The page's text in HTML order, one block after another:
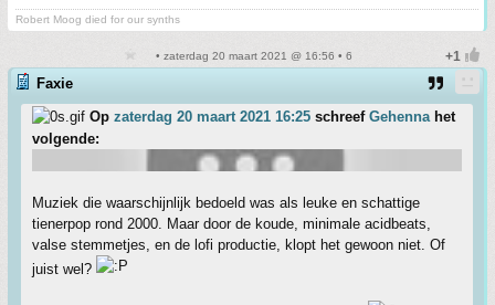
Robert Moog died for our synths
• zaterdag 20 maart 2021 @ 16:56 • 6
Faxie
Op zaterdag 20 maart 2021 16:25 schreef Gehennahet
volgende:
Muziek die waarschijnlijk bedoeld was als leuke en schattige
tienerpop rond 2000. Maar door de koude, minimale acidbeats,
valse stemmetjes, en de lofi productie, klopt het gewoon niet. Of
juist wel?